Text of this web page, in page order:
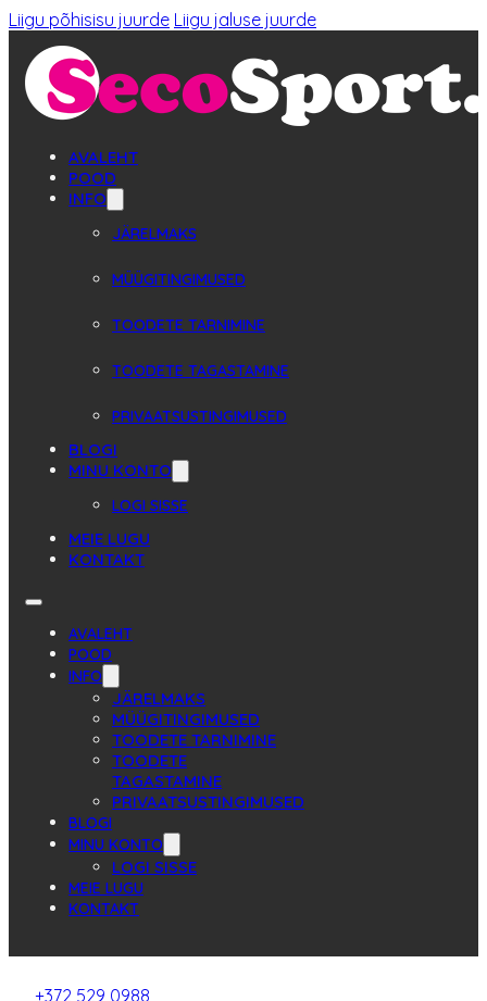
Liigu põhisisu juurde Liigu jaluse juurde
AVALEHT
POOD
INFO
JÄRELMAKS
MÜÜGITINGIMUSED
TOODETE TARNIMINE
TOODETE TAGASTAMINE
PRIVAATSUSTINGIMUSED
BLOGI
MINU KONTO
LOGI SISSE
MEIE LUGU
KONTAKT
AVALEHT
POOD
INFO
JÄRELMAKS
MÜÜGITINGIMUSED
TOODETE TARNIMINE
TOODETE
TAGASTAMINE
PRIVAATSUSTINGIMUSED
BLOGI
MINU KONTO
LOGI SISSE
MEIE LUGU
KONTAKT
+372 529 0988